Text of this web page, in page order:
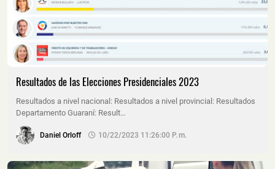
Resultados de las Elecciones Presidenciales 2023
Resultados a nivel nacional: Resultados a nivel provincial: Resultados
Departamento Guaraní: Result…
Daniel Orloff 10/22/2023 11:26:00 P. M.